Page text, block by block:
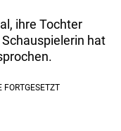
ihre Tochter
hat